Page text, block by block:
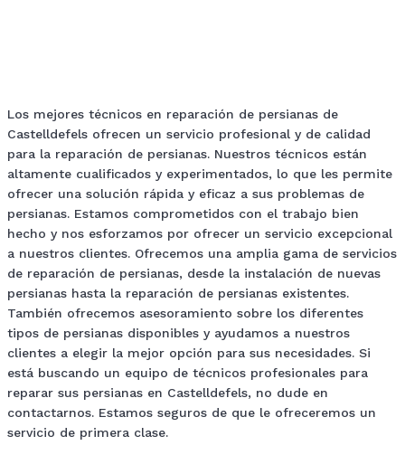
Los mejores técnicos en reparación de persianas de
Castelldefels ofrecen un servicio profesional y de calidad
para la reparación de persianas. Nuestros técnicos están
altamente cualificados y experimentados, lo que les permite
ofrecer una solución rápida y eficaz a sus problemas de
persianas. Estamos comprometidos con el trabajo bien
hecho y nos esforzamos por ofrecer un servicio excepcional
a nuestros clientes. Ofrecemos una amplia gama de servicios
de reparación de persianas, desde la instalación de nuevas
persianas hasta la reparación de persianas existentes.
También ofrecemos asesoramiento sobre los diferentes
tipos de persianas disponibles y ayudamos a nuestros
clientes a elegir la mejor opción para sus necesidades. Si
está buscando un equipo de técnicos profesionales para
reparar sus persianas en Castelldefels, no dude en
contactarnos. Estamos seguros de que le ofreceremos un
servicio de primera clase.